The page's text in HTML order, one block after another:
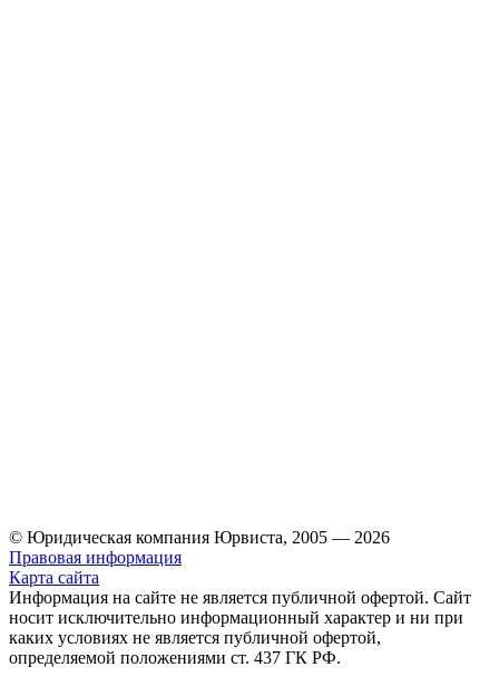
© Юридическая компания Юрвиста, 2005 — 2026
Правовая информация
Карта сайта
Информация на сайте не является публичной офертой. Cайт
носит исключительно информационный характер и ни при
каких условиях не является публичной офертой,
определяемой положениями ст. 437 ГК РФ.